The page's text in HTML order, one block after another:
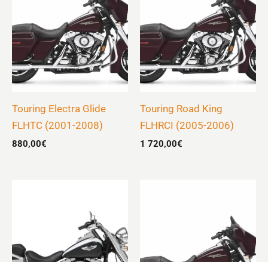
Touring Electra Glide
FLHTC (2001-2008)
880,00€
Touring Road King
FLHRCI (2005-2006)
1 720,00€